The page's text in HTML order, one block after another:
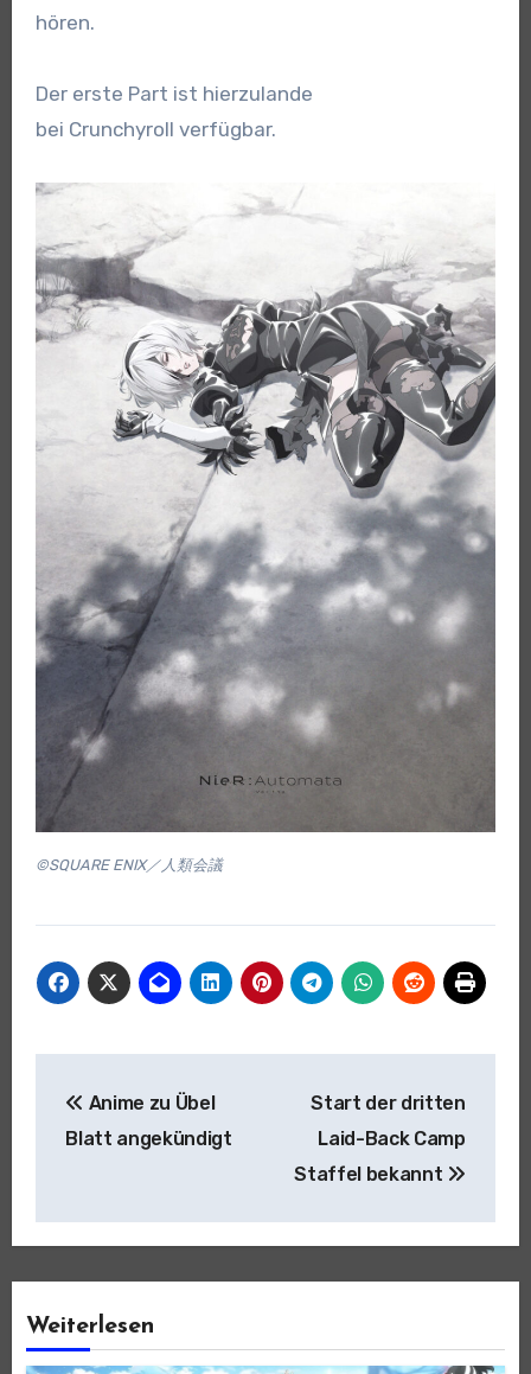
hören.
Der erste Part ist hierzulande
bei Crunchyroll verfügbar.
©SQUARE ENIX／人類会議
Anime zu Übel
Blatt angekündigt
Start der dritten
Laid-Back Camp
Staffel bekannt
Weiterlesen